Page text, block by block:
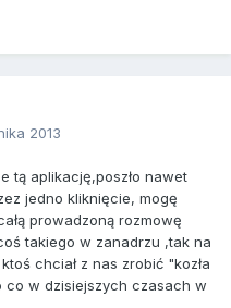
2013
tą aplikację,poszło nawet
jedno kliknięcie, mogę
prowadzoną rozmowę
takiego w zanadrzu ,tak na
chciał z nas zrobić "kozła
w dzisiejszych czasach w